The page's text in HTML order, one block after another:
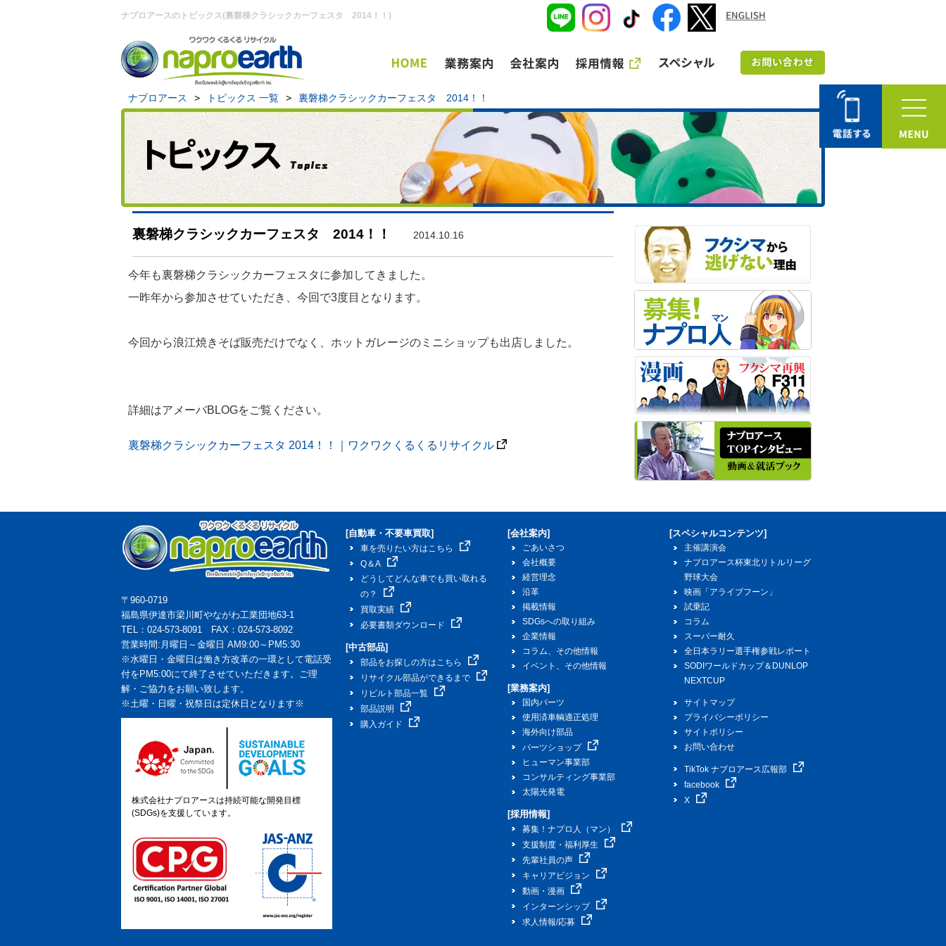
ナプロアースのトピックス(裏磐梯クラシックカーフェスタ 2014！！)
ナプロアース > トピックス 一覧 > 裏磐梯クラシックカーフェスタ 2014！！
裏磐梯クラシックカーフェスタ 2014！！ 2014.10.16
今年も裏磐梯クラシックカーフェスタに参加してきました。
一昨年から参加させていただき、今回で3度目となります。
今回から浪江焼きそば販売だけでなく、ホットガレージのミニショップも出店しました。
詳細はアメーバBLOGをご覧ください。
裏磐梯クラシックカーフェスタ 2014！！｜ワクワクくるくるリサイクル
〒960-0719
福島県伊達市梁川町やながわ工業団地63-1
TEL：024-573-8091 FAX：024-573-8092
営業時間:月曜日～金曜日 AM9:00～PM5:30
※水曜日・金曜日は働き方改革の一環として電話受
付をPM5:00にて終了させていただきます。ご理
解・ご協力をお願い致します。
※土曜・日曜・祝祭日は定休日となります※
株式会社ナプロアースは持続可能な開発目標
(SDGs)を支援しています。
[自動車・不要車買取]
車を売りたい方はこちら
Q＆A
どうしてどんな車でも買い取れる
の？
買取実績
必要書類ダウンロード
[中古部品]
部品をお探しの方はこちら
リサイクル部品ができるまで
リビルト部品一覧
部品説明
購入ガイド
[会社案内]
ごあいさつ
会社概要
経営理念
沿革
掲載情報
SDGsへの取り組み
企業情報
コラム、その他情報
イベント、その他情報
[業務案内]
国内パーツ
使用済車輌適正処理
海外向け部品
パーツショップ
ヒューマン事業部
コンサルティング事業部
太陽光発電
[採用情報]
募集！ナプロ人（マン）
支援制度・福利厚生
先輩社員の声
キャリアビジョン
動画・漫画
インターンシップ
求人情報/応募
[スペシャルコンテンツ]
主催講演会
ナプロアース杯東北リトルリーグ
野球大会
映画「アライブフーン」
試乗記
コラム
スーパー耐久
全日本ラリー選手権参戦レポート
SODIワールドカップ＆DUNLOP
NEXTCUP
サイトマップ
プライバシーポリシー
サイトポリシー
お問い合わせ
TikTok ナプロアース広報部
facebook
X